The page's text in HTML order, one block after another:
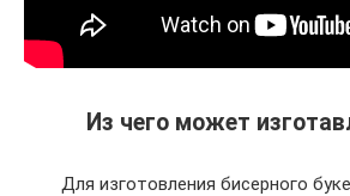
Из чего может
Для изготовления бисерного